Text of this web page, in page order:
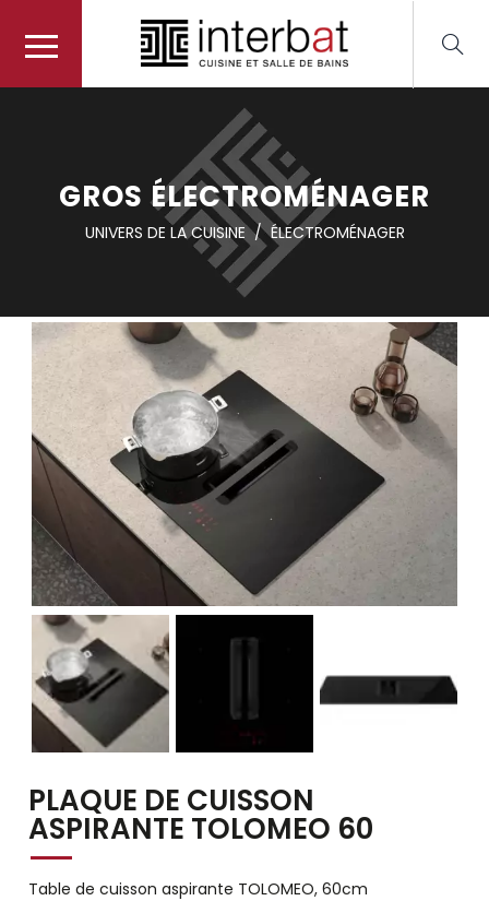
GROS ÉLECTROMÉNAGER
UNIVERS DE LA CUISINE/ÉLECTROMÉNAGER
PLAQUE DE CUISSON
ASPIRANTE TOLOMEO 60
Table de cuisson aspirante TOLOMEO, 60cm